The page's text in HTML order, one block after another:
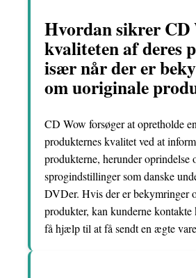
Hvordan sikrer CD
kvaliteten af deres
især når der er
om uoriginale
CD Wow forsøger at opretholde
produkternes kvalitet ved at
produkterne, herunder oprindelse
sprogindstillinger som danske
DVDer. Hvis der er bekymringer
produkter, kan kunderne kontakte
få hjælp til at få sendt en ægte